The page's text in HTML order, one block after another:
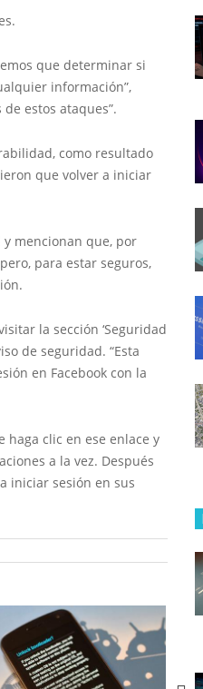
que determinar si
información”,
estos ataques”.
como resultado
que volver a iniciar
mencionan que, por
para estar seguros,
la sección ‘Seguridad
de seguridad. “Esta
en Facebook con la
haga clic en ese enlace y
a la vez. Después
iniciar sesión en sus